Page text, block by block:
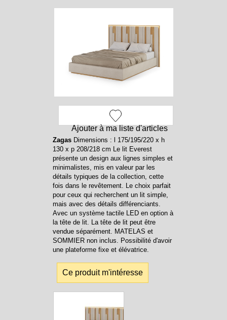
Ajouter à ma liste d'articles
ZagasDimensions : l 175/195/220 x h
130 x p 208/218 cm Le lit Everest
présente un design aux lignes simples et
minimalistes, mis en valeur par les
détails typiques de la collection, cette
fois dans le revêtement. Le choix parfait
pour ceux qui recherchent un lit simple,
mais avec des détails différenciants.
Avec un système tactile LED en option à
la tête de lit. La tête de lit peut être
vendue séparément. MATELAS et
SOMMIER non inclus. Possibilité d'avoir
une plateforme fixe et élévatrice.
Ce produit m'intéresse